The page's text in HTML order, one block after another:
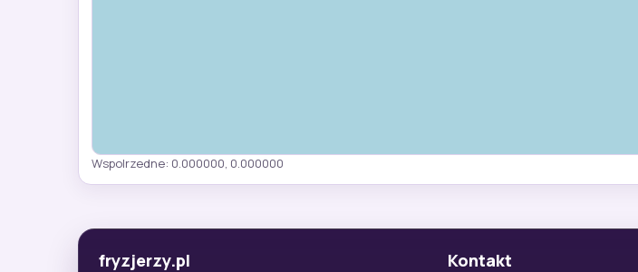
Wspolrzedne: 0.000000, 0.000000
fryzjerzy.pl Kontakt